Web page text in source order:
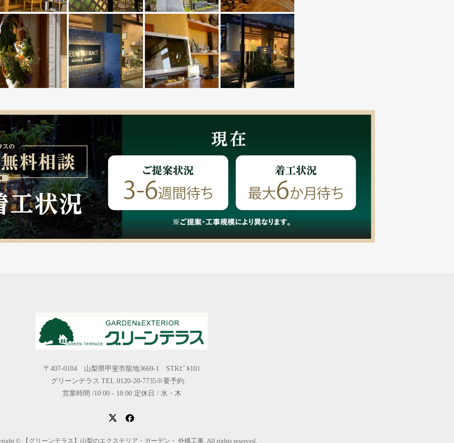
〒407-0104 山梨県甲斐市龍地3669-1 STKﾋﾞﾙ101
グリーンテラス TEL.0120-20-7735※要予約:
営業時間 /10:00 - 18:00 定休日 / 水・木
© 【グリーンテラス】山梨のエクステリア・ガーデン・ 外構工事. All rights reserved.